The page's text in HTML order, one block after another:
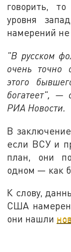
говорить,
уровня
намерений
"В русском
очень точно
этого
богатеет", —
РИА Новости.
В
если ВСУ и
план, они
одном — как
К слову,
США
они нашли